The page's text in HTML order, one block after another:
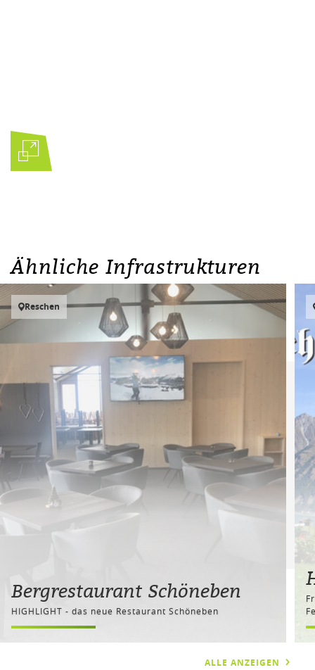
Ähnliche Infrastrukturen
Reschen
Bergrestaurant Schöneben
HIGHLIGHT - das neue Restaurant Schöneben
ALLE ANZEIGEN